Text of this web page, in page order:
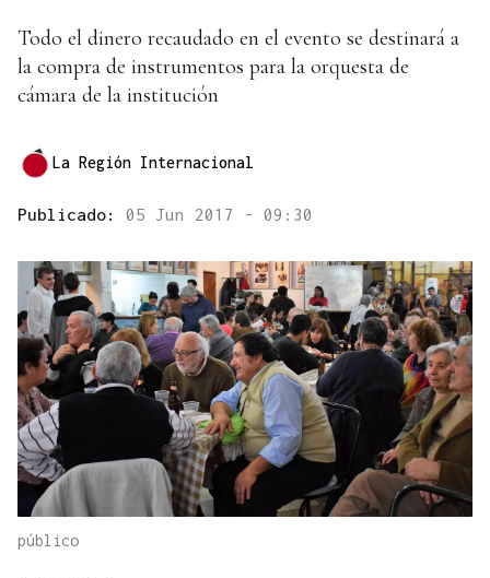
Todo el dinero recaudado en el evento se destinará a
la compra de instrumentos para la orquesta de
cámara de la institución
La Región Internacional
Publicado: 05 Jun 2017 - 09:30
público